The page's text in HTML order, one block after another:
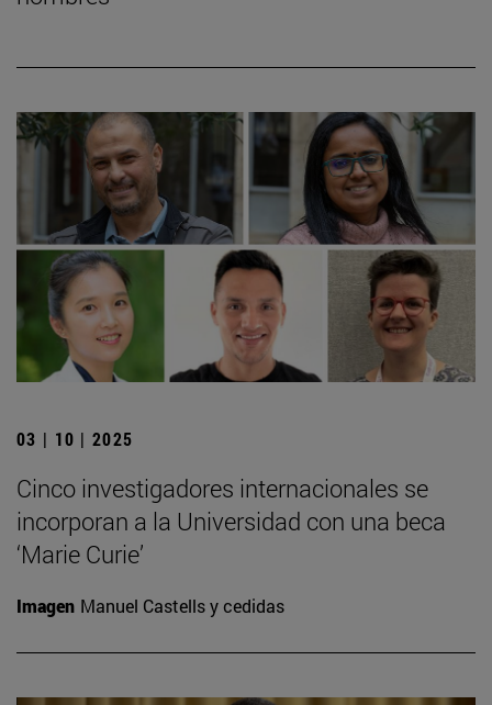
03 | 10 | 2025
Cinco investigadores internacionales se
incorporan a la Universidad con una beca
‘Marie Curie’
Imagen Manuel Castells y cedidas